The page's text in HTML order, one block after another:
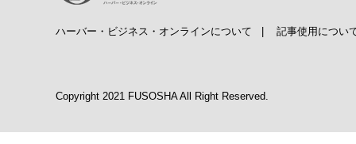
ハーバー・ビジネス・オンラインについて 記事使用につい
Copyright 2021 FUSOSHA All Right Reserved.